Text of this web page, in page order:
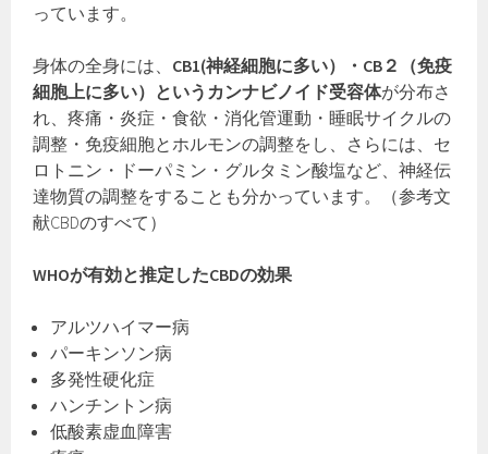
っています。
身体の全身には、 CB1(神経細胞に多い）・CB２（免疫
細胞上に多い）というカンナビノイド受容体が分布さ
れ、疼痛・炎症・食欲・消化管運動・睡眠サイクルの
調整・免疫細胞とホルモンの調整をし、さらには、セ
ロトニン・ドーパミン・グルタミン酸塩など、神経伝
達物質の調整をすることも分かっています。（参考文
献CBDのすべて）
WHOが有効と推定したCBDの効果
アルツハイマー病
パーキンソン病
多発性硬化症
ハンチントン病
低酸素虚血障害